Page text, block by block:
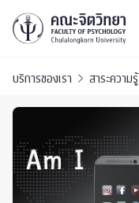
บริการของเรา สาระความรู้